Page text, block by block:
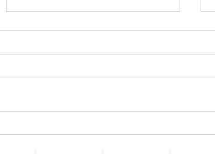
ÖTV3A, ÖTV3C VE ÖTV4